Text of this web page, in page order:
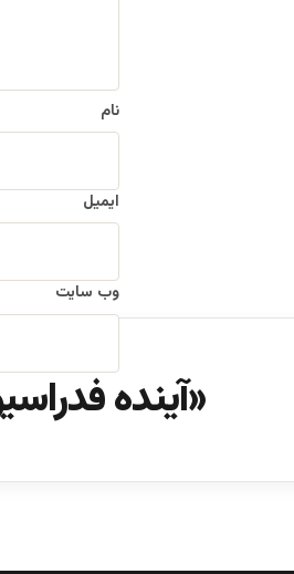
نام
ایمیل
وب‌ سایت
«آینده